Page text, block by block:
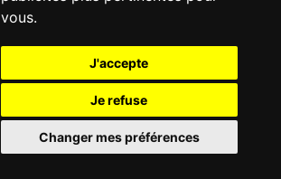
vous.
J'accepte
Je refuse
Changer mes préférences